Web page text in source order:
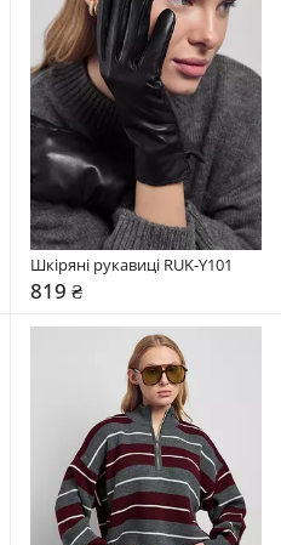
Шкіряні рукавиці RUK-Y101
819 ₴